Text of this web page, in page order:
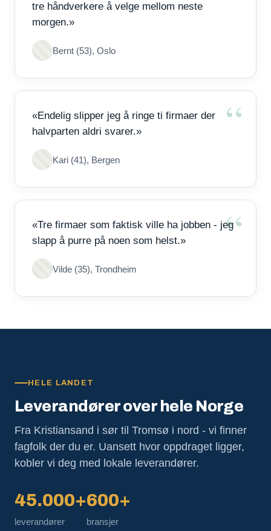
tre håndverkere å velge mellom neste
morgen.»
Bernt (53), Oslo
«Endelig slipper jeg å ringe ti firmaer der
halvparten aldri svarer.»
Kari (41), Bergen
«Tre firmaer som faktisk ville ha jobben - jeg
slapp å purre på noen som helst.»
Vilde (35), Trondheim
HELE LANDET
Leverandører over hele Norge
Fra Kristiansand i sør til Tromsø i nord - vi finner
fagfolk der du er. Uansett hvor oppdraget ligger,
kobler vi deg med lokale leverandører.
45.000+
leverandører
600+
bransjer